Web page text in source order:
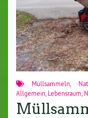
Müllsammeln,
Allgemein Lebensraum